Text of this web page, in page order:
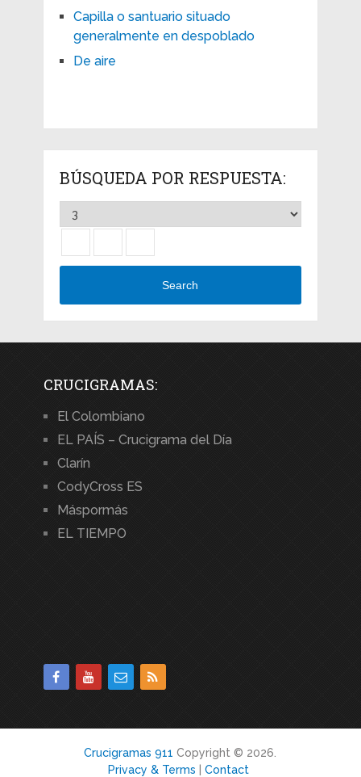
Capilla o santuario situado
generalmente en despoblado
De aire
BÚSQUEDA POR RESPUESTA:
Search
CRUCIGRAMAS:
El Colombiano
EL PAÍS – Crucigrama del Día
Clarín
CodyCross ES
Máspormás
EL TIEMPO
Crucigramas 911 Copyright © 2026.
Privacy & Terms |Contact